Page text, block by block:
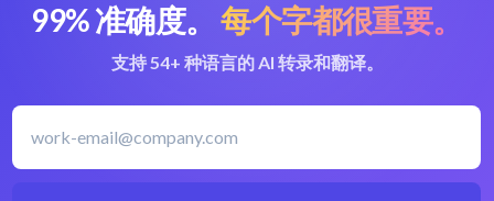
99% 准确度。 每个字都很重要。
支持 54+ 种语言的 AI 转录和翻译。